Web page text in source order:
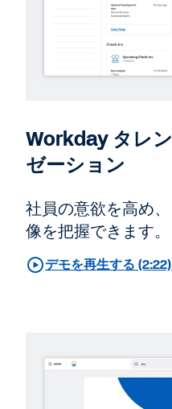
Workday タレ
ゼーション
社員の意欲を高め
像を把握できます。
デモを再生する (2:22)